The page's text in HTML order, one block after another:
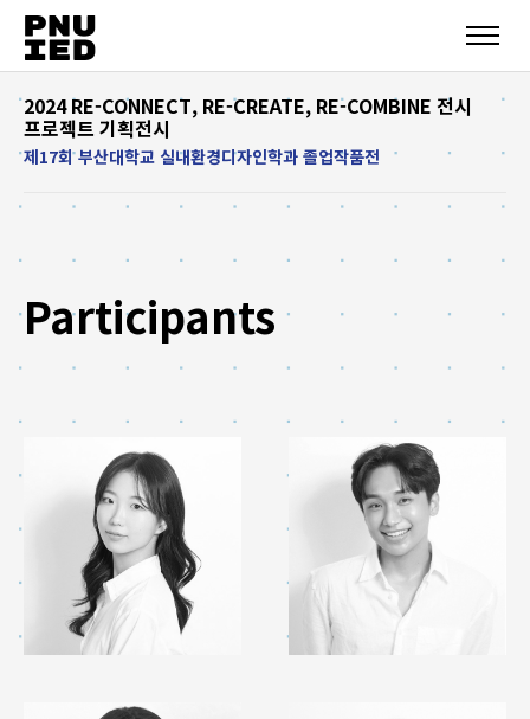
2024 RE-CONNECT, RE-CREATE, RE-COMBINE 전시
프로젝트 기획전시
제17회 부산대학교 실내환경디자인학과 졸업작품전
Participants